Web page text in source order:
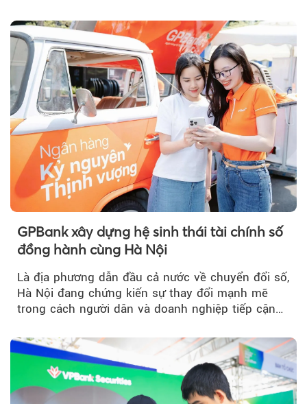
GPBank xây dựng hệ sinh thái tài chính số
đồng hành cùng Hà Nội
Là địa phương dẫn đầu cả nước về chuyển đổi số,
Hà Nội đang chứng kiến sự thay đổi mạnh mẽ
trong cách người dân và doanh nghiệp tiếp cận